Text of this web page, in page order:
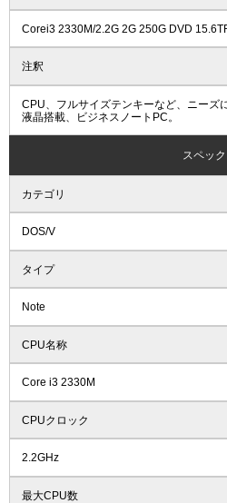
Corei3 2330M/2.2G 2G 250G DVD
注釈
CPU、フルサイズテンキーなど、ニーズ
液晶搭載、ビジネスノートPC。
スペック
カテゴリ
DOS/V
タイプ
Note
CPU名称
Core i3 2330M
CPUクロック
2.2GHz
最大CPU数